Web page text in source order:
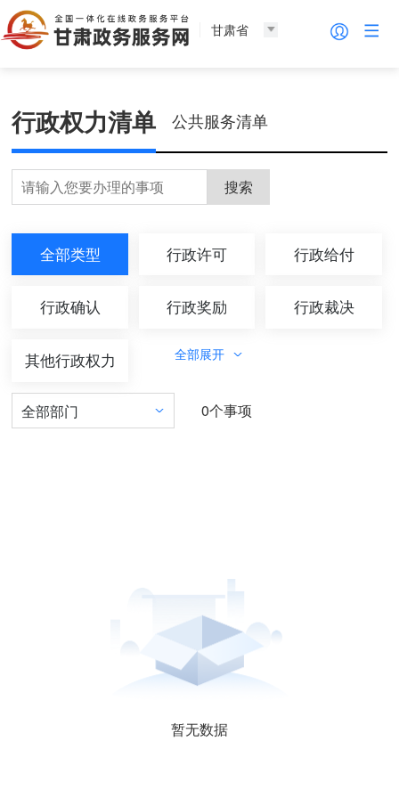
甘肃省
行政权力清单 公共服务清单
搜索
全部类型 行政许可 行政给付
行政确认 行政奖励 行政裁决
其他行政权力 全部展开
全部部门 0个事项
暂无数据